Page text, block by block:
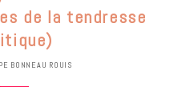
de la tendresse
BONNEAU ROUIS